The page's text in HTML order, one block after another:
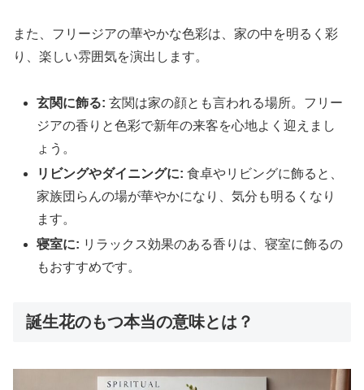
また、フリージアの華やかな色彩は、家の中を明るく彩
り、楽しい雰囲気を演出します。
玄関に飾る: 玄関は家の顔とも言われる場所。フリー
ジアの香りと色彩で新年の来客を心地よく迎えまし
ょう。
リビングやダイニングに: 食卓やリビングに飾ると、
家族団らんの場が華やかになり、気分も明るくなり
ます。
寝室に: リラックス効果のある香りは、寝室に飾るの
もおすすめです。
誕生花のもつ本当の意味とは？